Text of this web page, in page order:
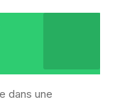
dans une